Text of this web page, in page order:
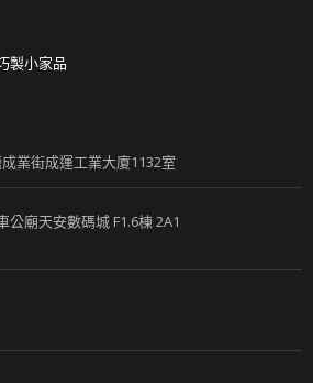
製小家品
業街成運工業大廈1132室
廟天安數碼城 F1.6棟 2A1